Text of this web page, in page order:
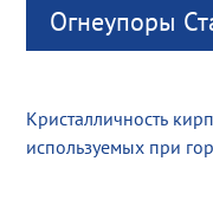
Огнеупоры
Кристалличность
используемых при